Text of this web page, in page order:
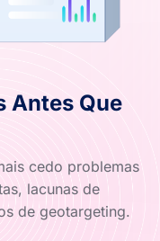
Antes Que
cedo problemas
lacunas de
de geotargeting.